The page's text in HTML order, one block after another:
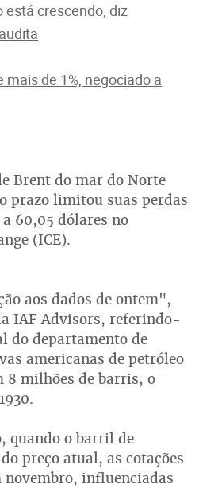
está crescendo, diz
de 1%, negociado a
Brent do mar do Norte
prazo limitou suas perdas
60,05 dólares no
(ICE).
aos dados de ontem",
IAF Advisors, referindo-
do departamento de
americanas de petróleo
8 milhões de barris, o
quando o barril de
preço atual, as cotações
novembro, influenciadas